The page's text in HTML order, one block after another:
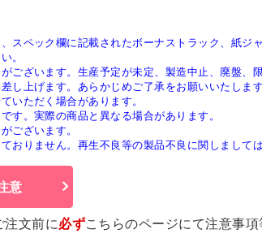
スペック欄に記載されたボーナストラック、紙
。
ございます。生産予定が未定、製造中止、廃盤
し上げます。あらかじめご了承をお願いいたします
いただく場合があります。
す。実際の商品と異なる場合があります。
ございます。
おりません。再生不良等の製品不良に関しまして
意
文前に必ずこちらのページにて注意事項